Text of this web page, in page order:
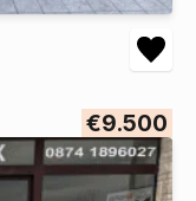
€9.500